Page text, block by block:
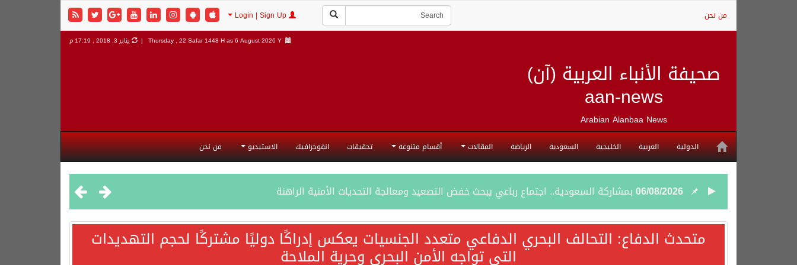
من نحن
صحيفة الأنباء العربية (آن)
aan-news
Arabian Alanbaa News
Thursday , 22 Safar 1448 H as6 August 2026 Y | يناير 3, 2018 , 17:19 م
الدولية العربية الخليجية السعودية الرياضة المقالات أقسام متنوعة تحقيقات انفوجرافيك الاستيديو من نحن
06/08/2026 بمشاركة السعودية.. اجتماع رباعي يبحث خفض التصعيد ومعالجة التحديات الأمنية الراهنة
05/08/2026وزير الخارجية السعودي: جميع إجراءات إسرائيل الأحادية في أراضي فلسطين باطلة
متحدث الدفاع: التحالف البحري الدفاعي متعدد الجنسيات يعكس إدراكًا دوليًا مشتركًا لحجم التهديدات
التي تواجه الأمن البحري وحرية الملاحة